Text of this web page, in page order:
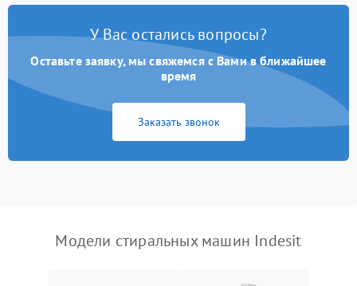
Замена платы управления 2200 ₽ Подробнее →
У Вас остались вопросы?
Оставьте заявку, мы свяжемся с Вами в ближайшее
время
Заказать звонок
Модели стиральных машин Indesit